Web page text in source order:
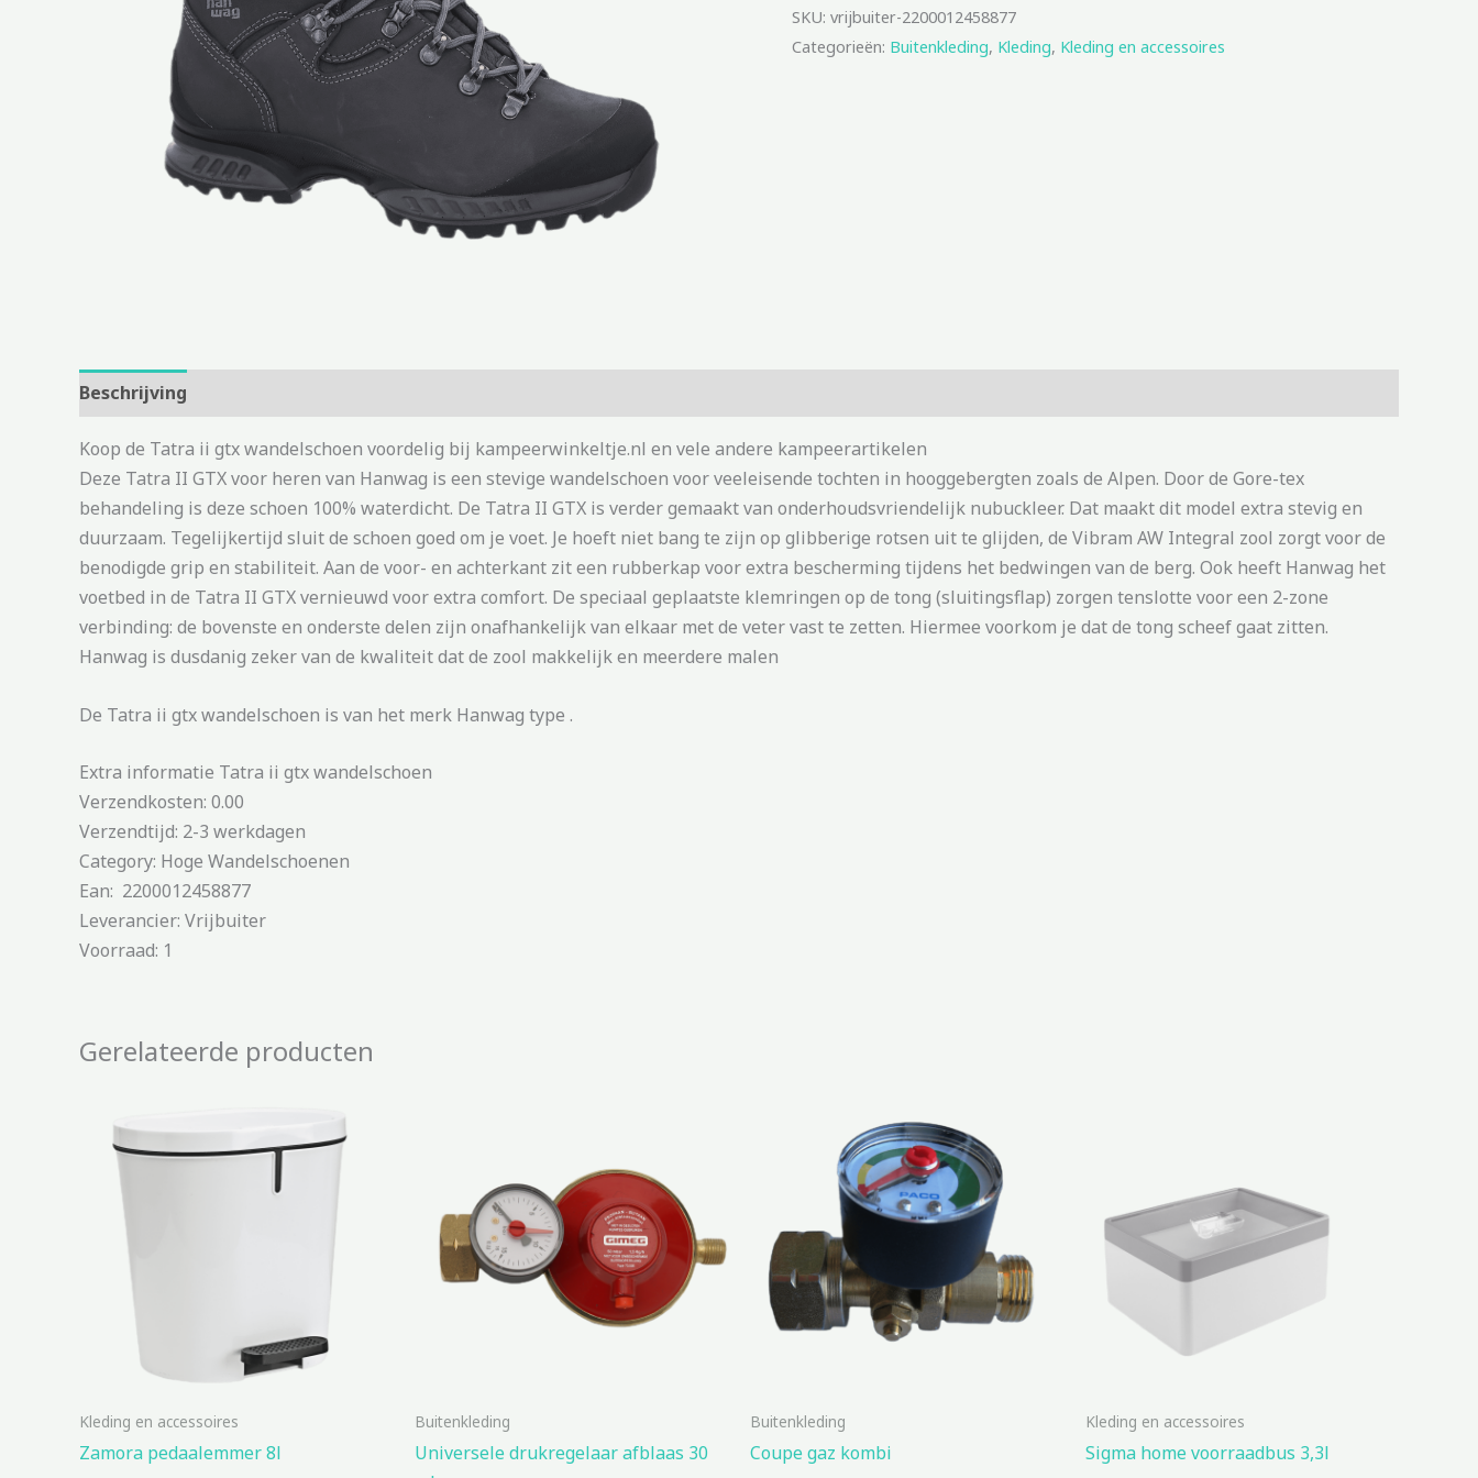
SKU: vrijbuiter-2200012458877
Categorieën: Buitenkleding, Kleding, Kleding en accessoires
Beschrijving
Koop de Tatra ii gtx wandelschoen voordelig bij kampeerwinkeltje.nl en vele andere kampeerartikelen
Deze Tatra II GTX voor heren van Hanwag is een stevige wandelschoen voor veeleisende tochten in hooggebergten zoals de Alpen. Door de Gore-tex
behandeling is deze schoen 100% waterdicht. De Tatra II GTX is verder gemaakt van onderhoudsvriendelijk nubuckleer. Dat maakt dit model extra stevig en
duurzaam. Tegelijkertijd sluit de schoen goed om je voet. Je hoeft niet bang te zijn op glibberige rotsen uit te glijden, de Vibram AW Integral zool zorgt voor de
benodigde grip en stabiliteit. Aan de voor- en achterkant zit een rubberkap voor extra bescherming tijdens het bedwingen van de berg. Ook heeft Hanwag het
voetbed in de Tatra II GTX vernieuwd voor extra comfort. De speciaal geplaatste klemringen op de tong (sluitingsflap) zorgen tenslotte voor een 2-zone
verbinding: de bovenste en onderste delen zijn onafhankelijk van elkaar met de veter vast te zetten. Hiermee voorkom je dat de tong scheef gaat zitten.
Hanwag is dusdanig zeker van de kwaliteit dat de zool makkelijk en meerdere malen
De Tatra ii gtx wandelschoen is van het merk Hanwag type .
Extra informatie Tatra ii gtx wandelschoen
Verzendkosten: 0.00
Verzendtijd: 2-3 werkdagen
Category: Hoge Wandelschoenen
Ean: 2200012458877
Leverancier: Vrijbuiter
Voorraad: 1
Gerelateerde producten
Kleding en accessoires
Zamora pedaalemmer 8l
Buitenkleding
Universele drukregelaar afblaas 30
Buitenkleding
Coupe gaz kombi
Kleding en accessoires
Sigma home voorraadbus 3,3l